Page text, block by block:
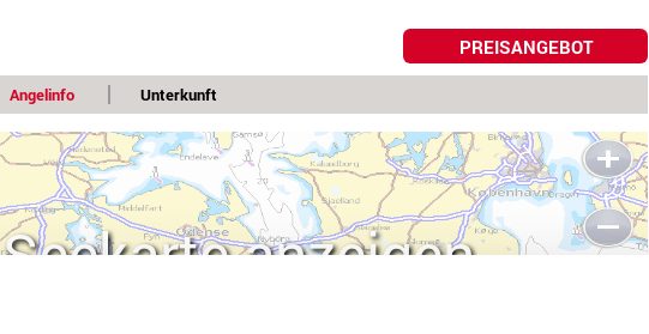
PREISANGEBOT
Angelinfo Unterkunft
Seekarte anzeigen